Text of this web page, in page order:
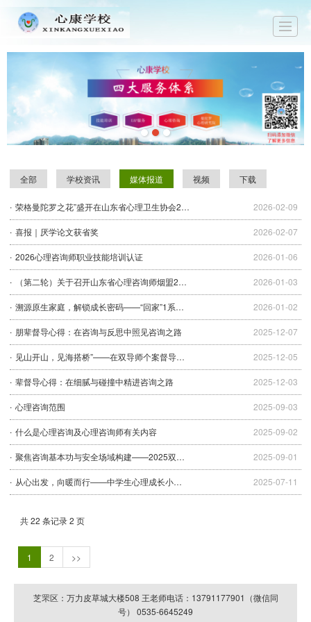
技能培训
全部 学校资讯 媒体报道 视频 下载
2026-02-09
荣格曼陀罗之花”盛开在山东省心理卫生协会2025年学术年会
2026-02-07
喜报｜厌学论文获省奖
2026-01-06
2026心理咨询师职业技能培训认证
2026-01-03
（第二轮）关于召开山东省心理咨询师烟盟2025心理年会暨颁奖典礼的通知
2026-01-02
溯源原生家庭，解锁成长密码——“回家”1系列六次课圆满落幕
2025-12-07
朋辈督导心得：在咨询与反思中照见咨询之路
2025-12-05
见山开山，见海搭桥”——在双导师个案督导中感悟咨询的灵活、包容与规范严谨
2025-12-03
辈督导心得：在细腻与碰撞中精进咨询之路
2025-09-03
心理咨询范围
2025-09-02
什么是心理咨询及心理咨询师有关内容
2025-09-01
聚焦咨询基本功与安全场域构建——2025双导师第6次案例督导活动
2025-07-11
从心出发，向暖而行——中学生心理成长小组活动圆满收官
共 22 条记录 2 页
1 2 >>
芝罘区：万力皮草城大楼508 王老师电话：13791177901（微信同
号） 0535-6645249